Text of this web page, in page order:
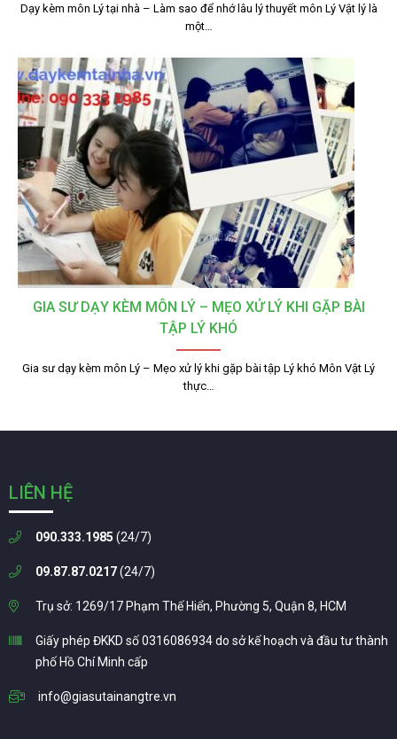
Dạy kèm môn Lý tại nhà – Làm sao để nhớ lâu lý thuyết môn Lý Vật lý là
một…
GIA SƯ DẠY KÈM MÔN LÝ – MẸO XỬ LÝ KHI GẶP BÀI
TẬP LÝ KHÓ
Gia sư dạy kèm môn Lý – Mẹo xử lý khi gặp bài tập Lý khó Môn Vật Lý
thực…
LIÊN HỆ
090.333.1985 (24/7)
09.87.87.0217(24/7)
Trụ sở: 1269/17 Phạm Thế Hiển, Phường 5, Quận 8, HCM
Giấy phép ĐKKD số 0316086934 do sở kế hoạch và đầu tư thành
phố Hồ Chí Minh cấp
info@giasutainangtre.vn